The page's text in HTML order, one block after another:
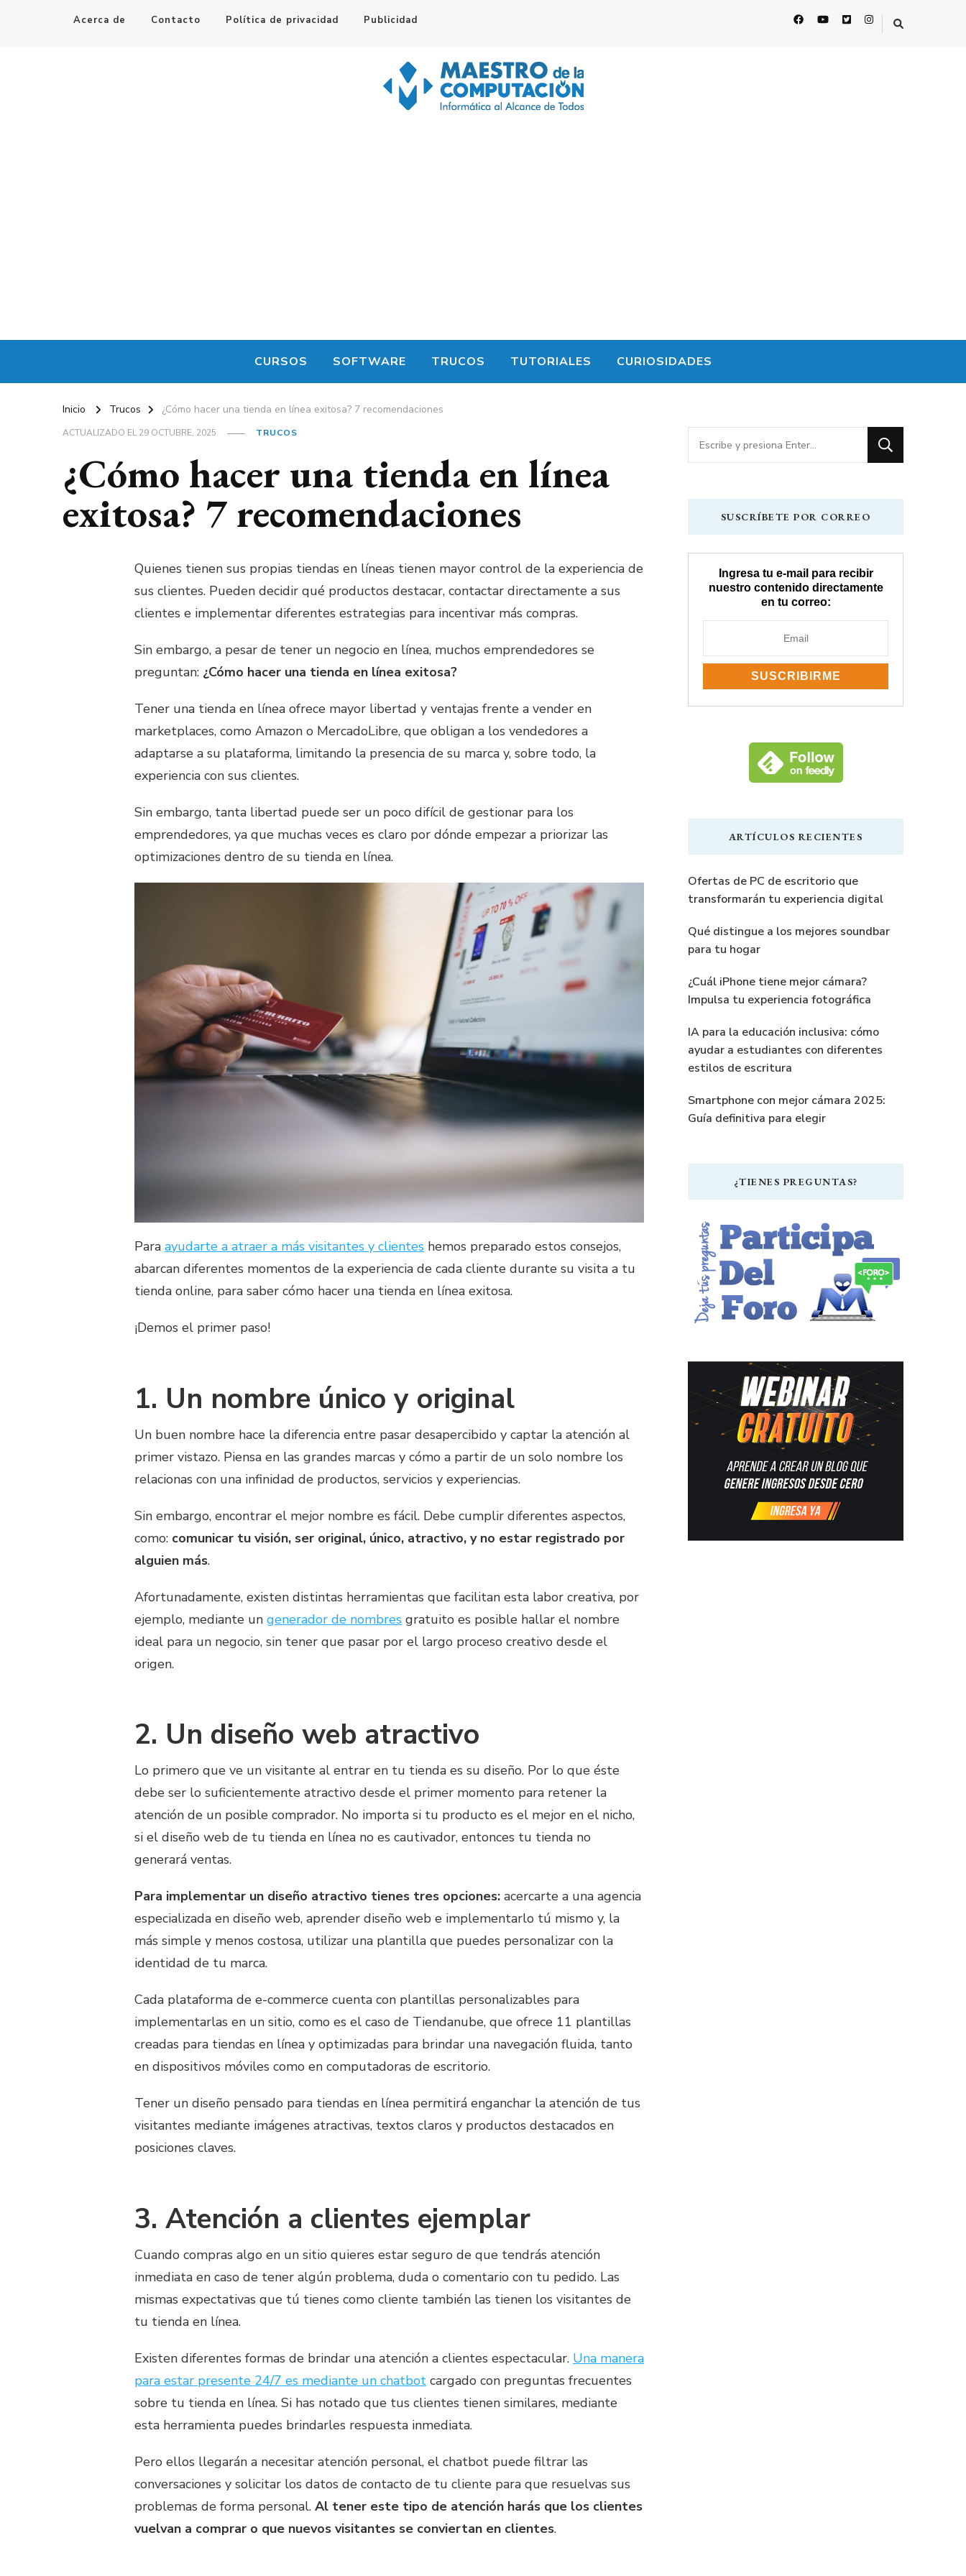
Acerca de Contacto Política de privacidad Publicidad
CURSOS SOFTWARE TRUCOS TUTORIALES CURIOSIDADES
Inicio Trucos ¿Cómo hacer una tienda en línea exitosa? 7 recomendaciones
ACTUALIZADO EL29 OCTUBRE, 2025 TRUCOS
¿Cómo hacer una tienda en línea
exitosa? 7 recomendaciones
Quienes tienen sus propias tiendas en líneas tienen mayor control de la experiencia de
sus clientes. Pueden decidir qué productos destacar, contactar directamente a sus
clientes e implementar diferentes estrategias para incentivar más compras.
Sin embargo, a pesar de tener un negocio en línea, muchos emprendedores se
preguntan: ¿Cómo hacer una tienda en línea exitosa?
Tener una tienda en línea ofrece mayor libertad y ventajas frente a vender en
marketplaces, como Amazon o MercadoLibre, que obligan a los vendedores a
adaptarse a su plataforma, limitando la presencia de su marca y, sobre todo, la
experiencia con sus clientes.
Sin embargo, tanta libertad puede ser un poco difícil de gestionar para los
emprendedores, ya que muchas veces es claro por dónde empezar a priorizar las
optimizaciones dentro de su tienda en línea.
Para ayudarte a atraer a más visitantes y clientes hemos preparado estos consejos,
abarcan diferentes momentos de la experiencia de cada cliente durante su visita a tu
tienda online, para saber cómo hacer una tienda en línea exitosa.
¡Demos el primer paso!
1. Un nombre único y original
Un buen nombre hace la diferencia entre pasar desapercibido y captar la atención al
primer vistazo. Piensa en las grandes marcas y cómo a partir de un solo nombre los
relacionas con una infinidad de productos, servicios y experiencias.
Sin embargo, encontrar el mejor nombre es fácil. Debe cumplir diferentes aspectos,
como: comunicar tu visión, ser original, único, atractivo, y no estar registrado por
alguien más.
Afortunadamente, existen distintas herramientas que facilitan esta labor creativa, por
ejemplo, mediante un generador de nombres gratuito es posible hallar el nombre
ideal para un negocio, sin tener que pasar por el largo proceso creativo desde el
origen.
2. Un diseño web atractivo
Lo primero que ve un visitante al entrar en tu tienda es su diseño. Por lo que éste
debe ser lo suficientemente atractivo desde el primer momento para retener la
atención de un posible comprador. No importa si tu producto es el mejor en el nicho,
si el diseño web de tu tienda en línea no es cautivador, entonces tu tienda no
generará ventas.
Para implementar un diseño atractivo tienes tres opciones: acercarte a una agencia
especializada en diseño web, aprender diseño web e implementarlo tú mismo y, la
más simple y menos costosa, utilizar una plantilla que puedes personalizar con la
identidad de tu marca.
Cada plataforma de e-commerce cuenta con plantillas personalizables para
implementarlas en un sitio, como es el caso de Tiendanube, que ofrece 11 plantillas
creadas para tiendas en línea y optimizadas para brindar una navegación fluida, tanto
en dispositivos móviles como en computadoras de escritorio.
Tener un diseño pensado para tiendas en línea permitirá enganchar la atención de tus
visitantes mediante imágenes atractivas, textos claros y productos destacados en
posiciones claves.
3. Atención a clientes ejemplar
Cuando compras algo en un sitio quieres estar seguro de que tendrás atención
inmediata en caso de tener algún problema, duda o comentario con tu pedido. Las
mismas expectativas que tú tienes como cliente también las tienen los visitantes de
tu tienda en línea.
Existen diferentes formas de brindar una atención a clientes espectacular. Una manera
para estar presente 24/7 es mediante un chatbot cargado con preguntas frecuentes
sobre tu tienda en línea. Si has notado que tus clientes tienen similares, mediante
esta herramienta puedes brindarles respuesta inmediata.
Pero ellos llegarán a necesitar atención personal, el chatbot puede filtrar las
conversaciones y solicitar los datos de contacto de tu cliente para que resuelvas sus
problemas de forma personal. Al tener este tipo de atención harás que los clientes
vuelvan a comprar o que nuevos visitantes se conviertan en clientes.
¿Buscas
algo?
SUSCRÍBETE POR CORREO
Ingresa tu e-mail para recibir
nuestro contenido directamente
en tu correo:
ARTÍCULOS RECIENTES
Ofertas de PC de escritorio que
transformarán tu experiencia digital
Qué distingue a los mejores soundbar
para tu hogar
¿Cuál iPhone tiene mejor cámara?
Impulsa tu experiencia fotográfica
IA para la educación inclusiva: cómo
ayudar a estudiantes con diferentes
estilos de escritura
Smartphone con mejor cámara 2025:
Guía definitiva para elegir
¿TIENES PREGUNTAS?